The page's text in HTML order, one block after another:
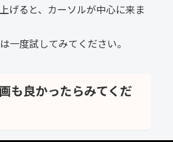
げると、カーソルが中心に来ま
一度試してみてください。
も良かったらみてくだ